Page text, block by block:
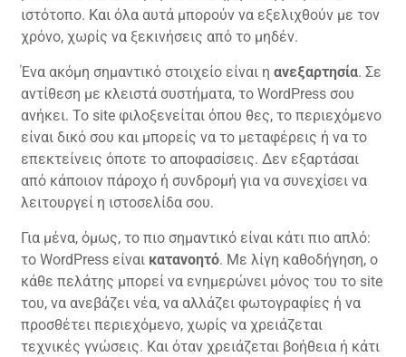
ιστότοπο. Και όλα αυτά μπορούν να εξελιχθούν με τον
χρόνο, χωρίς να ξεκινήσεις από το μηδέν.
Ένα ακόμη σημαντικό στοιχείο είναι ηανεξαρτησία. Σε
αντίθεση με κλειστά συστήματα, το WordPress σου
ανήκει. Το site φιλοξενείται όπου θες, το περιεχόμενο
είναι δικό σου και μπορείς να το μεταφέρεις ή να το
επεκτείνεις όποτε το αποφασίσεις. Δεν εξαρτάσαι
από κάποιον πάροχο ή συνδρομή για να συνεχίσει να
λειτουργεί η ιστοσελίδα σου.
Για μένα, όμως, το πιο σημαντικό είναι κάτι πιο απλό:
το WordPress είναι κατανοητό. Με λίγη καθοδήγηση, ο
κάθε πελάτης μπορεί να ενημερώνει μόνος του το site
του, να ανεβάζει νέα, να αλλάζει φωτογραφίες ή να
προσθέτει περιεχόμενο, χωρίς να χρειάζεται
τεχνικές γνώσεις. Και όταν χρειάζεται βοήθεια ή κάτι